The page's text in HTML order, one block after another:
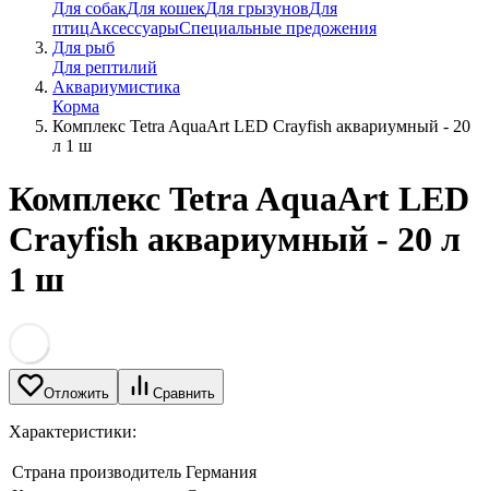
Для собакДля кошекДля грызуновДля
птицАксессуарыСпециальные предожения
Для рыб
Для рептилий
Аквариумистика
Корма
Комплекс Tetra AquaArt LED Сrayfish аквариумный - 20
л 1 ш
Комплекс Tetra AquaArt LED
Сrayfish аквариумный - 20 л
1 ш
Отложить Сравнить
Характеристики:
Страна производитель Германия